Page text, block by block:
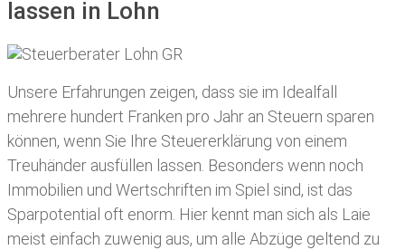
lassen in Lohn
Unsere Erfahrungen zeigen, dass sie im Idealfall
mehrere hundert Franken pro Jahr an Steuern sparen
können, wenn Sie Ihre Steuererklärung von einem
Treuhänder ausfüllen lassen . Besonders wenn noch
Immobilien und Wertschriften im Spiel sind, ist das
Sparpotential oft enorm. Hier kennt man sich als Laie
meist einfach zuwenig aus, um alle Abzüge geltend zu